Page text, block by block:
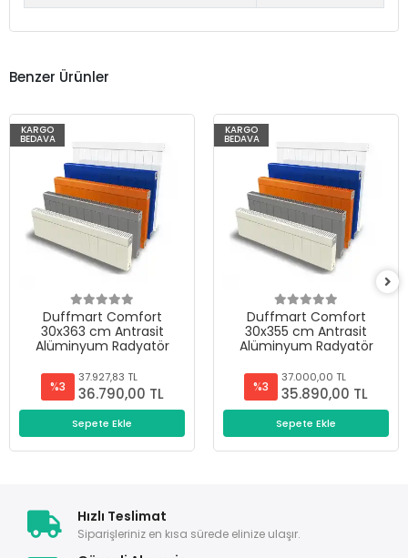
Benzer Ürünler
KARGO
BEDAVA
Duffmart Comfort
30x363 cm Antrasit
Alüminyum Radyatör
%3
37.927,83 TL
36.790,00 TL
Sepete Ekle
KARGO
BEDAVA
Duffmart Comfort
30x355 cm Antrasit
Alüminyum Radyatör
%3
37.000,00 TL
35.890,00 TL
Sepete Ekle
Hızlı Teslimat
Siparişleriniz en kısa sürede elinize ulaşır.